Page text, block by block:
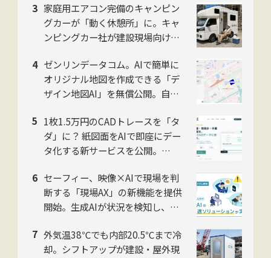
売開始
家庭用エアコン完備のキャンピン
グカーが「動く休憩所」に。キャ
ンピングカー社が建設現場向け法
ゼンリンデータコム。AIで簡単に
オリジナル地図を作成できる「デ
ザイン地図AI」を無償公開。自然
1枚1.5万円のCADトレースを「タ
ダ」に？ 紙図面をAIで即座にデー
タ化する新サービスを公開。
セーフィー、映像×AIで現場を判
断する「現場AX」の新機能を提供
開始。生成AIが状況を検知し、過
外気温38℃でも内部20.5℃まで冷
却。シフトアップが建設・屋外現